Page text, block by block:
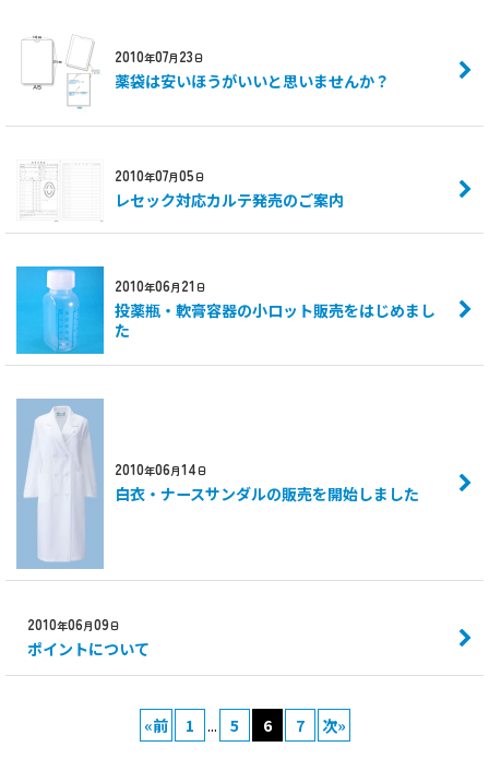
2010年07月 23日
薬袋は安いほうがいいと思いませんか？
2010年07月05日
レセック対応カルテ発売のご案内
2010年06月 21日
投薬瓶・軟膏容器の小ロット販売をはじめまし
た
2010年06月14日
白衣・ナースサンダルの販売を開始しました
2010年06月09日
ポイントについて
«前 1 ... 5 6 7 次»